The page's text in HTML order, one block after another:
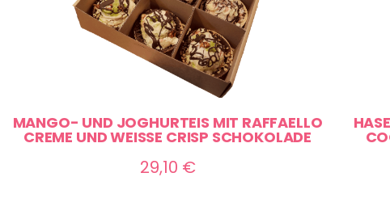
MANGO- UND JOGHURTEIS MIT RAFFAELLO
CREME UND WEISSE CRISP SCHOKOLADE
29,10 €